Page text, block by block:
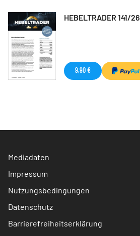
HEBELTRADER 141/26
9,90 €
Mediadaten
Impressum
Nutzungsbedingungen
Datenschutz
Barrierefreiheitserklärung